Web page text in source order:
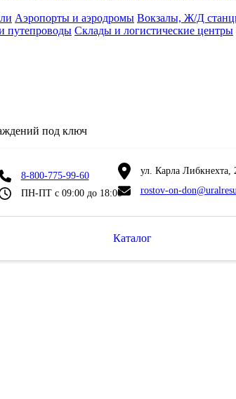
Аэропорты и аэродромы Вокзалы, Ж/Д
путепроводы Склады и логистические центры
под ключ
8-800-775-99-60
ПН-ПТ с 09:00 до 18:00
ул. Карла
rostov-on-
Каталог